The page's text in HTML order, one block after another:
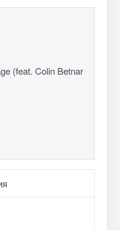
(feat. Colin Betnar